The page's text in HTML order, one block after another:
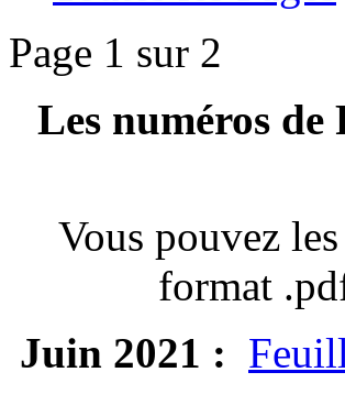
Page 1 sur 2
Les numéros
Vous pouvez
format
Juin 2021 :